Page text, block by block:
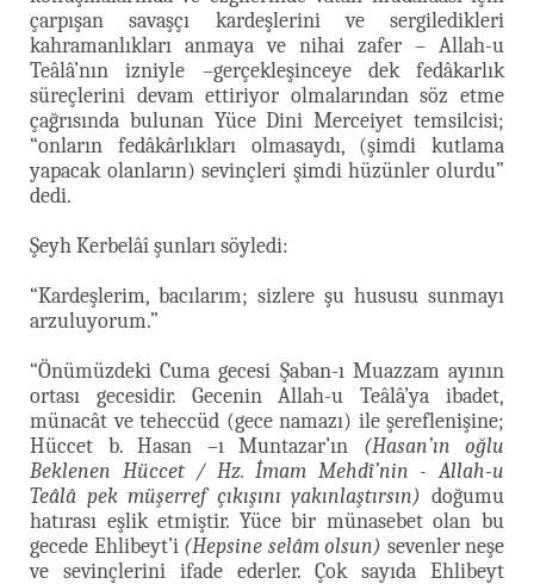
çarpışan savaşçı kardeşlerini ve sergiledikleri
kahramanlıkları anmaya ve nihai zafer – Allah-u
Teâlâ’nın izniyle –gerçekleşinceye dek fedâkarlık
süreçlerini devam ettiriyor olmalarından söz etme
çağrısında bulunan Yüce Dini Merceiyet temsilcisi;
“onların fedâkârlıkları olmasaydı, (şimdi kutlama
yapacak olanların) sevinçleri şimdi hüzünler olurdu”
dedi.
Şeyh Kerbelâî şunları söyledi:
“Kardeşlerim, bacılarım; sizlere şu hususu sunmayı
arzuluyorum.”
“Önümüzdeki Cuma gecesi Şaban-ı Muazzam ayının
ortası gecesidir. Gecenin Allah-u Teâlâ’ya ibadet,
münacât ve teheccüd (gece namazı) ile şereflenişine;
Hüccet b. Hasan –ı Muntazar’ın (Hasan’ın oğlu
Beklenen Hüccet / Hz. İmam Mehdî’nin - Allah-u
Teâlâ pek müşerref çıkışını yakınlaştırsın) doğumu
hatırası eşlik etmiştir. Yüce bir münasebet olan bu
gecede Ehlibeyt’i (Hepsine selâm olsun) sevenler neşe
ve sevinçlerini ifade ederler. Çok sayıda Ehlibeyt